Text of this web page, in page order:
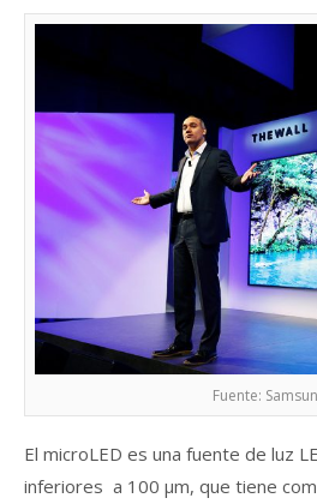
Fuente:
El microLED es una fuente de luz
inferiores a 100 µm, que tiene